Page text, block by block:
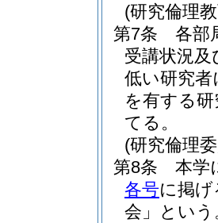
(研究倫理
第7条
各部
受講状況
低い研究
を有する
てる。
(研究倫理
第8条
本学
各号に掲
会」という